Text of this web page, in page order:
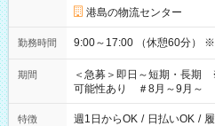
港島の物流センター
勤務時間 9:00～17:00 （休憩60分） ※
期間
＜急募＞即日～短期・長
可能性あり ＃8月～9月～
特徴 週1日からOK / 日払いOK /